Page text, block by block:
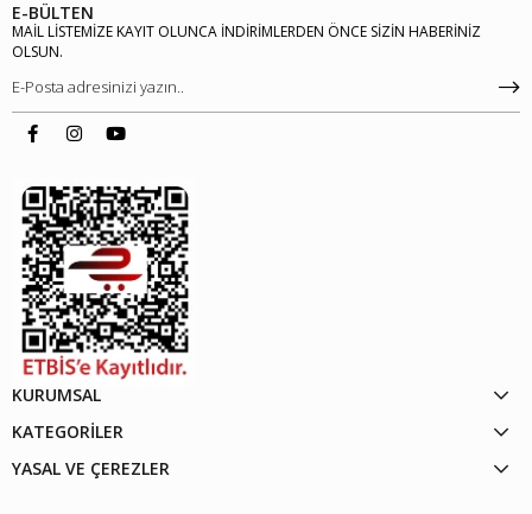
E-BÜLTEN
MAİL LİSTEMİZE KAYIT OLUNCA İNDİRİMLERDEN ÖNCE SİZİN HABERİNİZ
OLSUN.
KURUMSAL
KATEGORİLER
YASAL VE ÇEREZLER